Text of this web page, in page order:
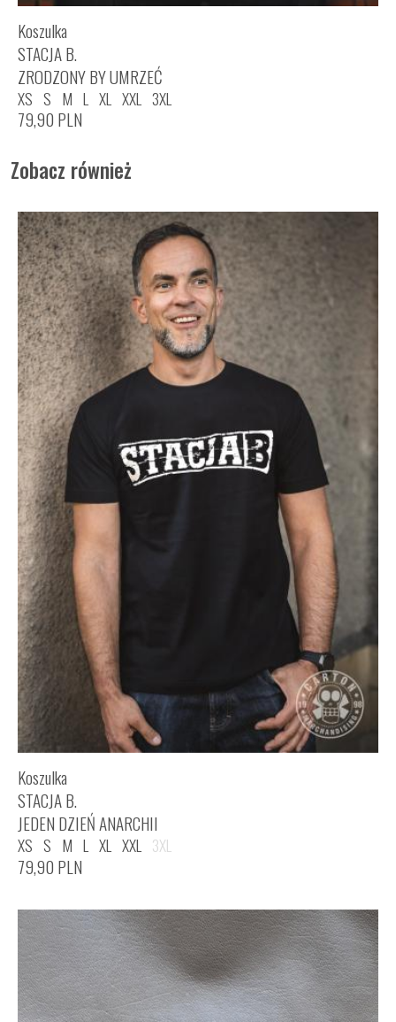
Koszulka
STACJA B.
ZRODZONY BY UMRZEĆ
XS S M L XL XXL 3XL
79,90 PLN
Zobacz również
Koszulka
STACJA B.
JEDEN DZIEŃ ANARCHII
XS S M L XL XXL 3XL
79,90 PLN